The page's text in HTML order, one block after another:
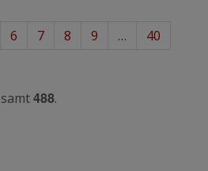
6 7 8 9 …
40
488.